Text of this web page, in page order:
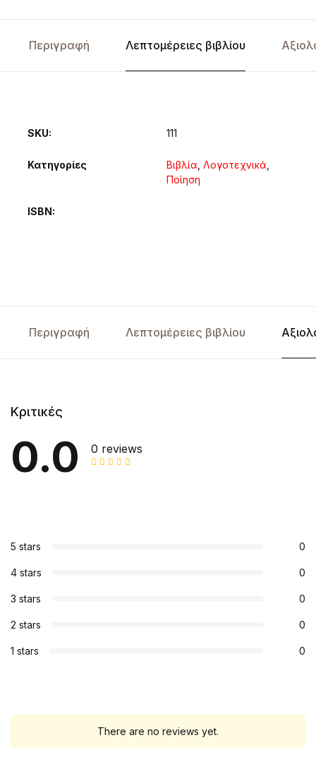
Περιγραφή Λεπτομέρειες βιβλίου
SKU: 111
Κατηγορίες Βιβλία Λογοτεχνικά
Ποίηση
ISBN
Περιγραφή Λεπτομέρειες βιβλίου
Κριτικές
0.0 0 reviews
5 stars 0
4 stars 0
3 stars 0
2 stars 0
1 stars 0
There are no reviews yet.